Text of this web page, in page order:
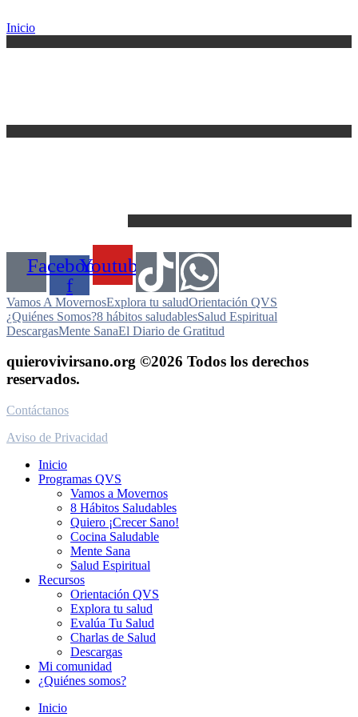
Inicio
Facebook-
f
Youtube
Vamos A MovernosExplora tu salud​Orientación QVS
¿Quiénes Somos?8 hábitos saludablesSalud Espiritual
DescargasMente SanaEl Diario de Gratitud
quierovivirsano.org ©2026 Todos los derechos
reservados.
Contáctanos
Aviso de Privacidad
Inicio
Programas QVS
Vamos a Movernos
8 Hábitos Saludables
Quiero ¡Crecer Sano!
Cocina Saludable
Mente Sana
Salud Espiritual
Recursos
Orientación QVS
Explora tu salud
Evalúa Tu Salud
Charlas de Salud
Descargas
Mi comunidad
¿Quiénes somos?
Inicio